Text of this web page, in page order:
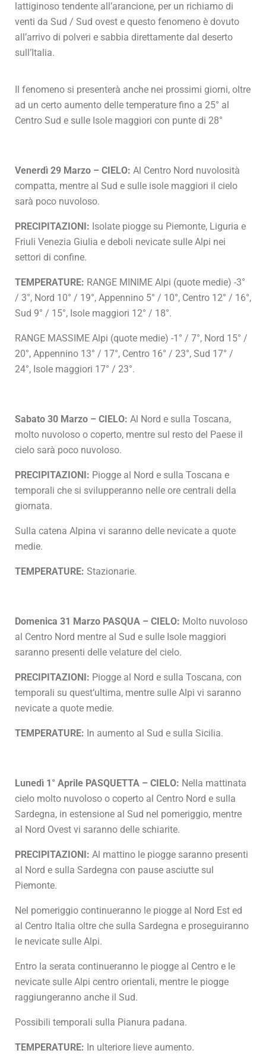
lattiginoso tendente all’arancione, per un richiamo di
venti da Sud / Sud ovest e questo fenomeno è dovuto
all’arrivo di polveri e sabbia direttamente dal deserto
sull’Italia.
Il fenomeno si presenterà anche nei prossimi giorni, oltre
ad un certo aumento delle temperature fino a 25° al
Centro Sud e sulle Isole maggiori con punte di 28°
Venerdì 29 Marzo – CIELO: Al Centro Nord nuvolosità
compatta, mentre al Sud e sulle isole maggiori il cielo
sarà poco nuvoloso.
PRECIPITAZIONI: Isolate piogge su Piemonte, Liguria e
Friuli Venezia Giulia e deboli nevicate sulle Alpi nei
settori di confine.
TEMPERATURE: RANGE MINIME Alpi (quote medie) -3°
/ 3°, Nord 10° / 19°, Appennino 5° / 10°, Centro 12° / 16°,
Sud 9° / 15°, Isole maggiori 12° / 18°.
RANGE MASSIME Alpi (quote medie) -1° / 7°, Nord 15° /
20°, Appennino 13° / 17°, Centro 16° / 23°, Sud 17° /
24°, Isole maggiori 17° / 23°.
Sabato 30 Marzo – CIELO: Al Nord e sulla Toscana,
molto nuvoloso o coperto, mentre sul resto del Paese il
cielo sarà poco nuvoloso.
PRECIPITAZIONI: Piogge al Nord e sulla Toscana e
temporali che si svilupperanno nelle ore centrali della
giornata.
Sulla catena Alpina vi saranno delle nevicate a quote
medie.
TEMPERATURE: Stazionarie.
Domenica 31 Marzo PASQUA – CIELO: Molto nuvoloso
al Centro Nord mentre al Sud e sulle Isole maggiori
saranno presenti delle velature del cielo.
PRECIPITAZIONI: Piogge al Nord e sulla Toscana, con
temporali su quest’ultima, mentre sulle Alpi vi saranno
nevicate a quote medie.
TEMPERATURE: In aumento al Sud e sulla Sicilia.
Lunedì 1° Aprile PASQUETTA – CIELO: Nella mattinata
cielo molto nuvoloso o coperto al Centro Nord e sulla
Sardegna, in estensione al Sud nel pomeriggio, mentre
al Nord Ovest vi saranno delle schiarite.
PRECIPITAZIONI: Al mattino le piogge saranno presenti
al Nord e sulla Sardegna con pause asciutte sul
Piemonte.
Nel pomeriggio continueranno le piogge al Nord Est ed
al Centro Italia oltre che sulla Sardegna e proseguiranno
le nevicate sulle Alpi.
Entro la serata continueranno le piogge al Centro e le
nevicate sulle Alpi centro orientali, mentre le piogge
raggiungeranno anche il Sud.
Possibili temporali sulla Pianura padana.
TEMPERATURE: In ulteriore lieve aumento.